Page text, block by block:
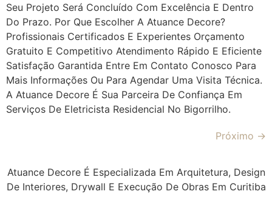
Seu Projeto Será Concluído Com Excelência E Dentro
Do Prazo. Por Que Escolher A Atuance Decore?
Profissionais Certificados E Experientes Orçamento
Gratuito E Competitivo Atendimento Rápido E Eficiente
Satisfação Garantida Entre Em Contato Conosco Para
Mais Informações Ou Para Agendar Uma Visita Técnica.
A Atuance Decore É Sua Parceira De Confiança Em
Serviços De Eletricista Residencial No Bigorrilho.
Próximo →
Atuance Decore É Especializada Em Arquitetura, Design
De Interiores, Drywall E Execução De Obras Em Curitiba